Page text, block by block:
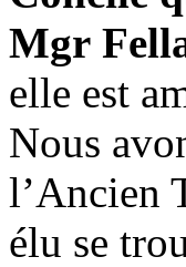
Mgr
elle est
Nous
l’Ancien
élu se